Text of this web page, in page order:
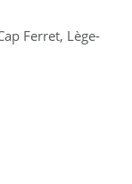
Ferret, Lège-